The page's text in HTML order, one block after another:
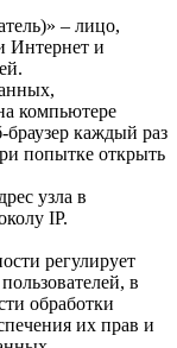
– лицо,
Интернет и
компьютере
браузер каждый раз
попытке открыть
узла в
IP.
регулирует
в
обработки
их прав и